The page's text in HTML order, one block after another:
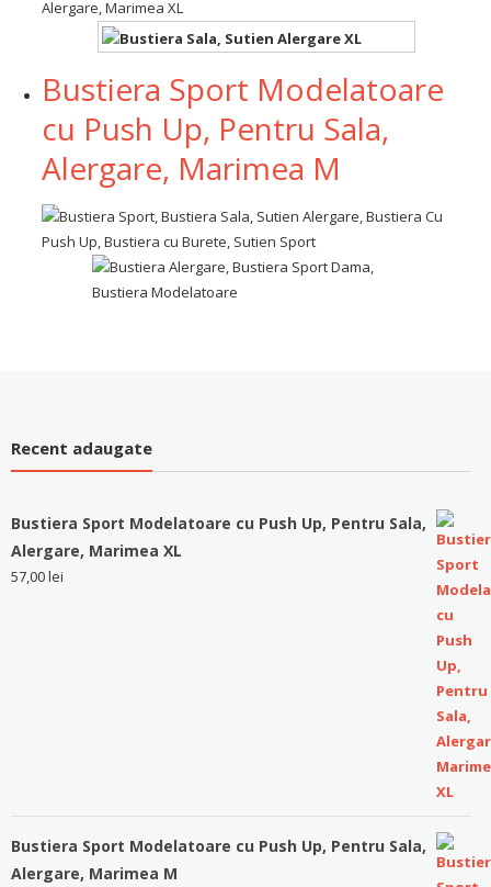
Bustiera Sport Modelatoare
cu Push Up, Pentru Sala,
Alergare, Marimea M
Recent adaugate
Bustiera Sport Modelatoare cu Push Up, Pentru Sala,
Alergare, Marimea XL
57,00lei
Bustiera Sport Modelatoare cu Push Up, Pentru Sala,
Alergare, Marimea M